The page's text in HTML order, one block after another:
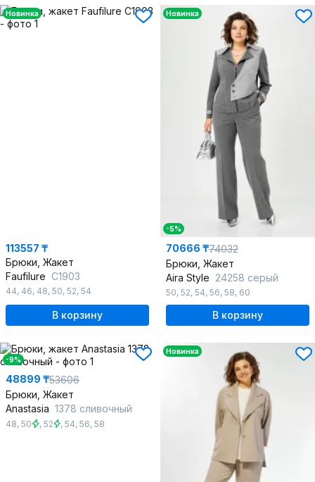
Новинка
113557 ₸
Брюки, Жакет
Faufilure С1903
44, 46, 48, 50, 52, 54
В корзину
Новинка
-5%
70666 ₸74032
Брюки, Жакет
Aira Style 24258 серый
50, 52, 54, 56, 58, 60
В корзину
-9%
48899 ₸53606
Брюки, Жакет
Anastasia 1378 сливочный
48, 50 , 52 , 54, 56, 58
Новинка